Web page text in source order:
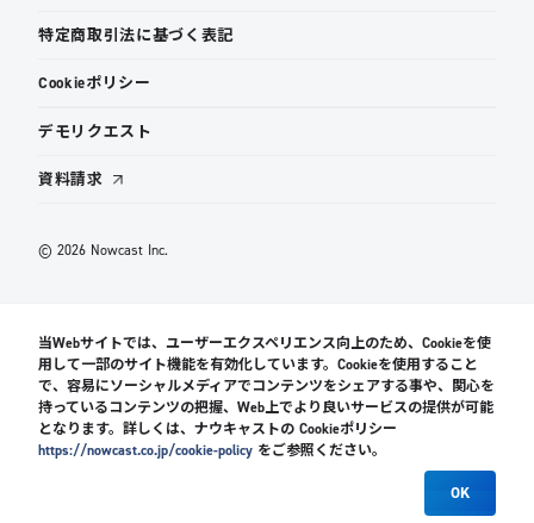
特定商取引法に基づく表記
Cookieポリシー
デモリクエスト
資料請求
© 2026 Nowcast Inc.
当Webサイトでは、ユーザーエクスペリエンス向上のため、Cookieを使
用して一部のサイト機能を有効化しています。Cookieを使用すること
で、容易にソーシャルメディアでコンテンツをシェアする事や、関心を
持っているコンテンツの把握、Web上でより良いサービスの提供が可能
となります。詳しくは、ナウキャストの Cookieポリシー
https://nowcast.co.jp/cookie-policy をご参照ください。
OK